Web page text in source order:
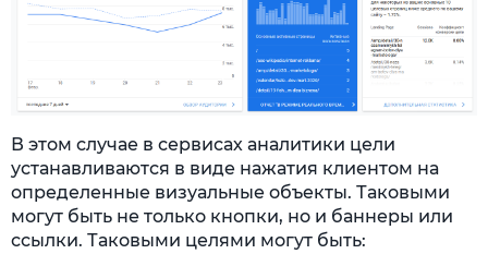
В этом случае в сервисах аналитики цели
устанавливаются в виде нажатия клиентом на
определенные визуальные объекты. Таковыми
могут быть не только кнопки, но и баннеры или
ссылки. Таковыми целями могут быть: